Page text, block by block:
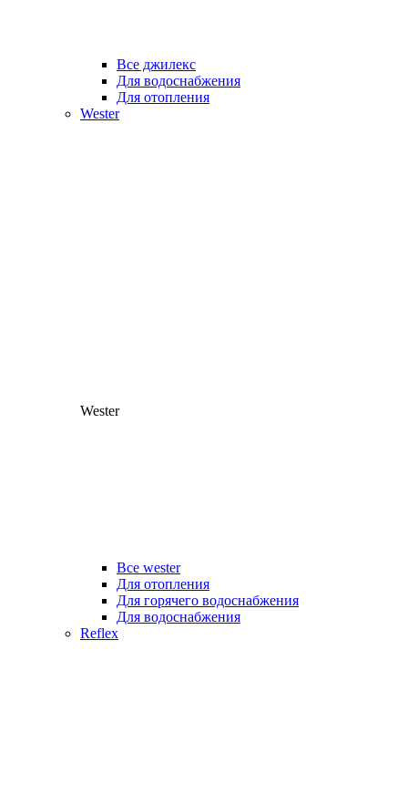
Все джилекс
Для водоснабжения
Для отопления
Wester
Wester
Все wester
Для отопления
Для горячего водоснабжения
Для водоснабжения
Reflex